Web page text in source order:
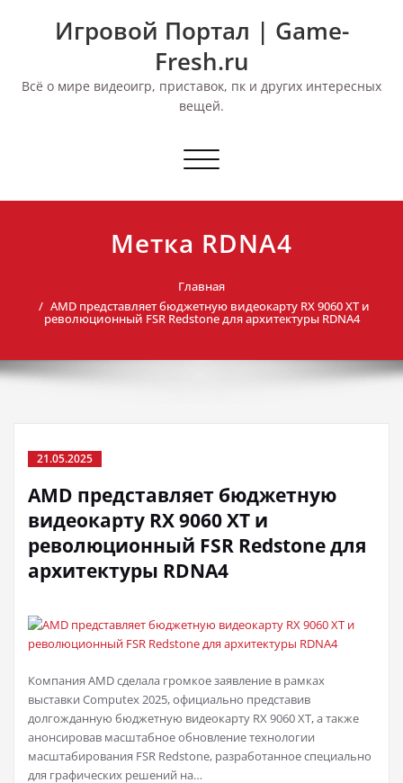
Игровой Портал | Game-
Fresh.ru
Всё о мире видеоигр, приставок, пк и других интересных
вещей.
Переключить
Метка RDNA4
Главная
AMD представляет бюджетную видеокарту RX 9060 XT и
революционный FSR Redstone для архитектуры RDNA4
21.05.2025
AMD представляет бюджетную
видеокарту RX 9060 XT и
революционный FSR Redstone для
архитектуры RDNA4
Компания AMD сделала громкое заявление в рамках
выставки Computex 2025, официально представив
долгожданную бюджетную видеокарту RX 9060 XT, а также
анонсировав масштабное обновление технологии
масштабирования FSR Redstone, разработанное специально
для графических решений на…